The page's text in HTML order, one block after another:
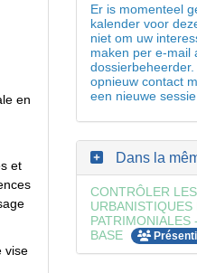
en
et
vise
Er is momenteel
kalender voor
niet om uw
maken per e-mail
opnieuw contact
een nieuwe
Dans la
CONTRÔLER
URBANISTIQUES
PATRIMONIALES
BASE